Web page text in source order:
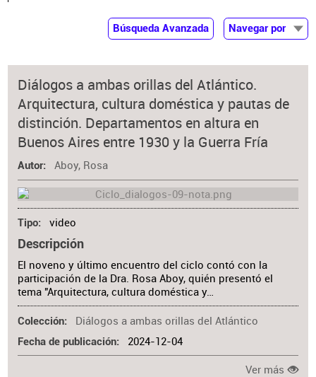
Búsqueda Avanzada
Navegar por
Colaborador
Materia
Diálogos a ambas orillas del Atlántico.
Arquitectura, cultura doméstica y pautas de
distinción. Departamentos en altura en
Buenos Aires entre 1930 y la Guerra Fría
Autor Aboy, Rosa
Tipo video
Descripción
El noveno y último encuentro del ciclo contó con la
participación de la Dra. Rosa Aboy, quién presentó el
tema "Arquitectura, cultura doméstica y…
Colección Diálogos a ambas orillas del Atlántico
Fecha de publicación 2024-12-04
Ver más